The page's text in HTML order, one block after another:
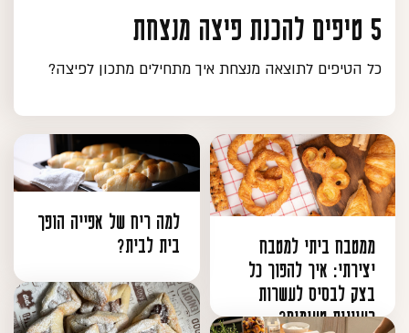
5 טיפים להכנת פיצה מנצחת
כל הטיפים לתוצאה מנצחת איך מתחילים מתכון לפיצה?
ממטבח ביתי למטבח
יצירתי: איך להפוך כל
בצק לבסיס לעשרות
רעיונות טעימים?
למה ריח של אפייה הופך
בית לבית?